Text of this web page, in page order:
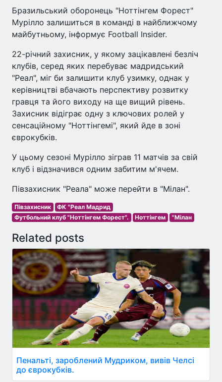
Бразильський оборонець "Ноттінгем Форест"
Мурілло залишиться в команді в найближчому
майбутньому, інформує Football Insider.
22-річний захисник, у якому зацікавлені безліч
клубів, серед яких перебуває мадридський
"Реал", міг би залишити клуб узимку, однак у
керівництві вбачають перспективу розвитку
гравця та його виходу на ще вищий рівень.
Захисник відіграє одну з ключових ролей у
сенсаційному "Ноттінгемі", який йде в зоні
єврокубків.
У цьому сезоні Мурілло зіграв 11 матчів за свій
клуб і відзначився одним забитим м'ячем.
Півзахисник "Реала" може перейти в "Мілан".
Півзахисник
ФК "Реал Мадрид
Футбольний клуб "Ноттінгем Форест".
Ноттінгем "Мілан
Related posts
Пенальті, зароблений Мудриком, вивів Челсі
до єврокубків.